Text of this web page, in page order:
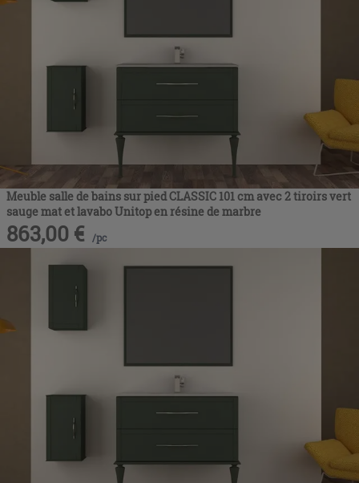
Meuble salle de bains sur pied CLASSIC 101 cm avec 2 tiroirs vert
sauge mat et lavabo Unitop en résine de marbre
863,00 € /pc